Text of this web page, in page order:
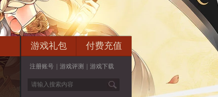
诛仙世界
游戏礼包 付费充值
注册账号 游戏评测 游戏下载